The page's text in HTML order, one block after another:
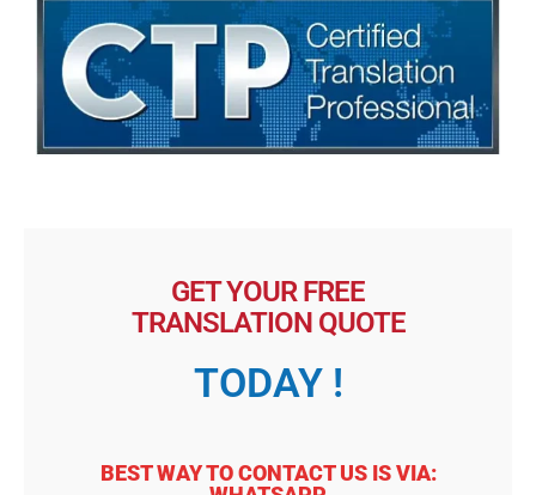
GET YOUR FREE
TRANSLATION QUOTE
TODAY !
BEST WAY TO CONTACT US IS VIA: